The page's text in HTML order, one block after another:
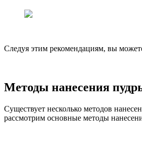
Следуя этим рекомендациям, вы
Методы нанесения
Существует несколько методов
рассмотрим основные методы